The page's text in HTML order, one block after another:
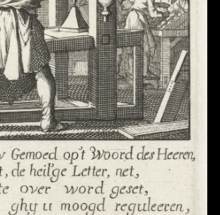
5
个
看
点
1
2
3
4
5